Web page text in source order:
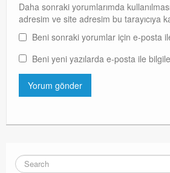
Daha sonraki yorumlarımda
adresim ve site adresim bu tarayıcıya
Beni sonraki yorumlar için e-posta
Beni yeni yazılarda e-posta ile